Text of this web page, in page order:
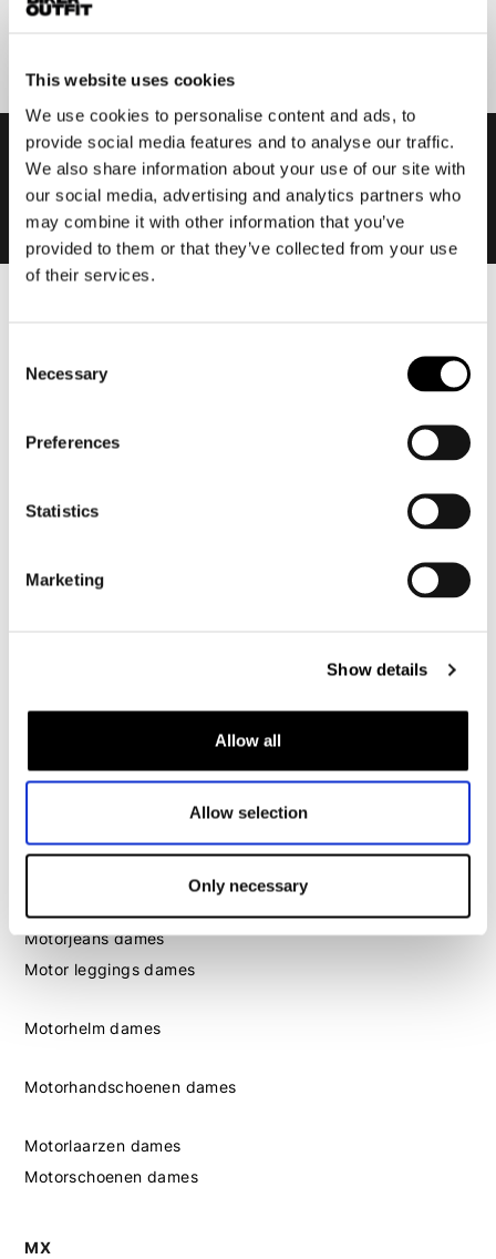
This website uses cookies
We use cookies to personalise content and ads, to
provide social media features and to analyse our traffic.
We also share information about your use of our site with
our social media, advertising and analytics partners who
may combine it with other information that you’ve
provided to them or that they’ve collected from your use
of their services.
Selection
Necessary
Preferences
Statistics
Marketing
Show details
Allow all
Allow selection
Only necessary
Motorjas heren
Motorpak heren
Motorhoodie heren
Motorschoenen heren
Dames
Motorjas dames
Motorjeans dames
Motor leggings dames
Motorhelm dames
Motorhandschoenen dames
Motorlaarzen dames
Motorschoenen dames
MX